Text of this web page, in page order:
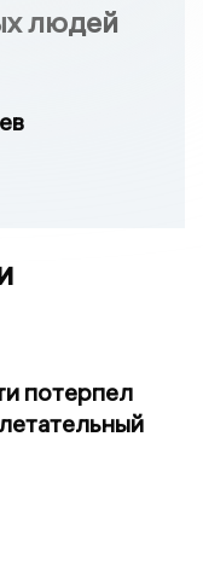
людей
потерпел